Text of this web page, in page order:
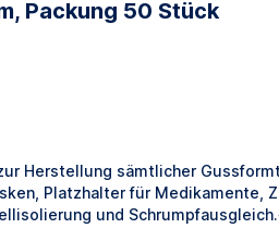
Packung 50 Stück
Herstellung sämtlicher
Platzhalter für Medikamente,
und